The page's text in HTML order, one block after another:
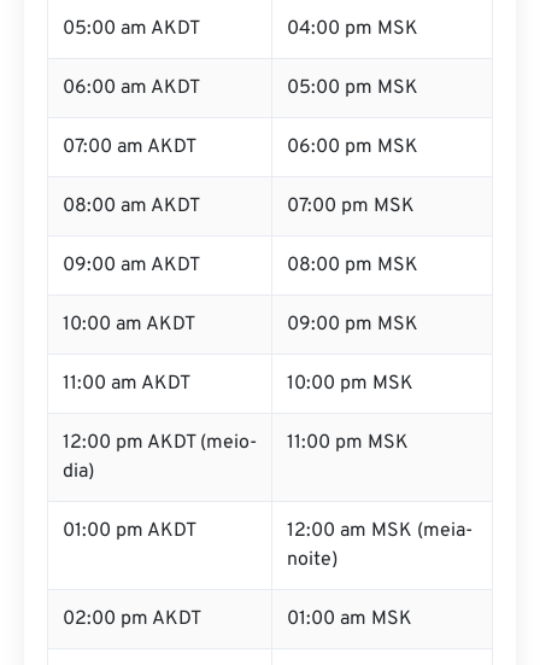
05:00 am AKDT 04:00 pm MSK
06:00 am AKDT 05:00 pm MSK
07:00 am AKDT 06:00 pm MSK
08:00 am AKDT 07:00 pm MSK
09:00 am AKDT 08:00 pm MSK
10:00 am AKDT 09:00 pm MSK
11:00 am AKDT 10:00 pm MSK
12:00 pm AKDT (meio-
dia)
11:00 pm MSK
01:00 pm AKDT
12:00 am MSK (meia-
noite)
02:00 pm AKDT 01:00 am MSK